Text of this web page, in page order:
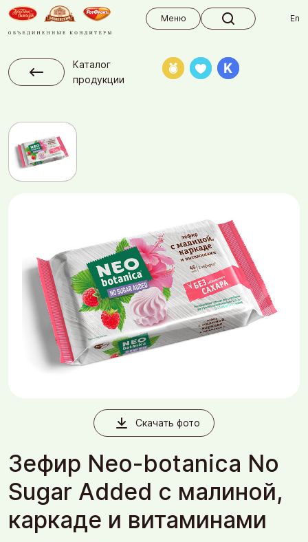
Меню
En
Каталог
продукции
Скачать фото
Зефир Neo-botanica No
Sugar Added с малиной,
каркаде и витаминами